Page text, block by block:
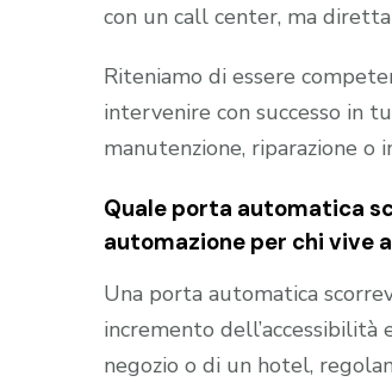
con un call center, ma
Riteniamo di essere
intervenire con successo in
manutenzione, riparazione o
Quale porta automatica
automazione per chi vive
Una porta automatica
incremento dell’accessibilità
negozio o di un hotel,